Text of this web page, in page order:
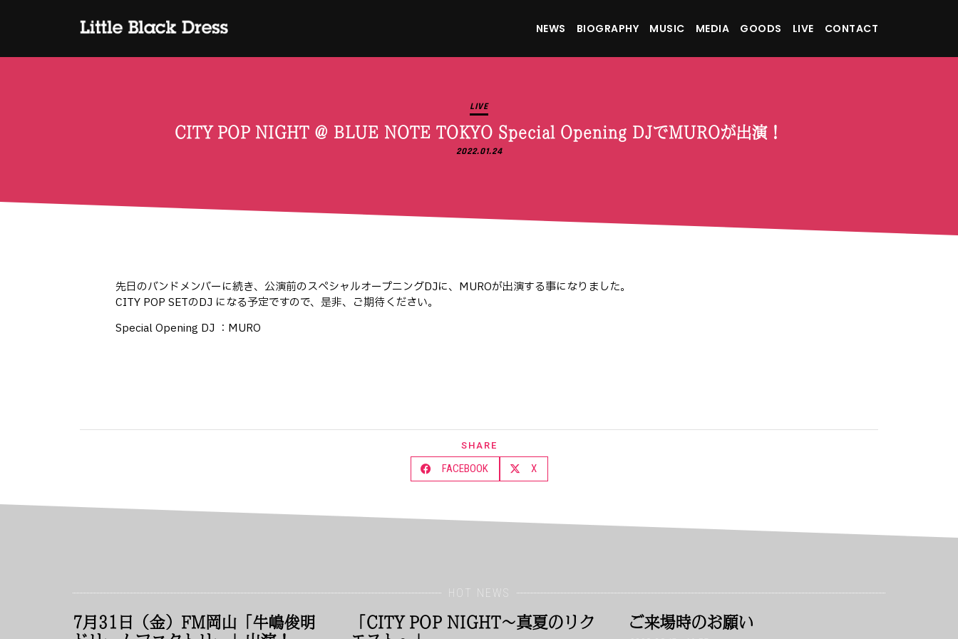
NEWS BIOGRAPHY MUSIC MEDIA GOODS LIVE CONTACT
LIVE
CITY POP NIGHT @ BLUE NOTE TOKYO Special Opening DJでMUROが出演！
2022.01.24
先日のバンドメンバーに続き、公演前のスペシャルオープニングDJに、MUROが出演する事になりました。
CITY POP SETのDJ になる予定ですので、是非、ご期待ください。
Special Opening DJ ：MURO
SHARE
FACEBOOK X
HOT NEWS
7月31日（金）FM岡山「牛嶋俊明
「CITY POP NIGHT〜真夏のリク
ご来場時のお願い